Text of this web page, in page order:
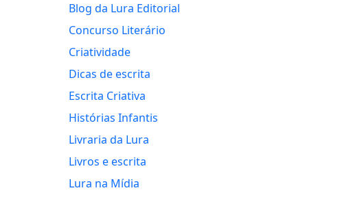
Blog da Lura Editorial
Concurso Literário
Criatividade
Dicas de escrita
Escrita Criativa
Histórias Infantis
Livraria da Lura
Livros e escrita
Lura na Mídia